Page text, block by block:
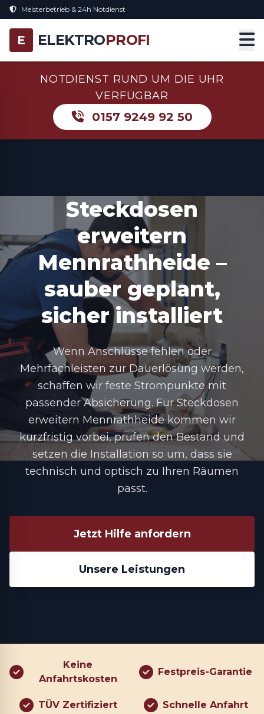
Meisterbetrieb & 24h Notdienst
E ELEKTROPROFI
NOTDIENST RUND UM DIE UHR
VERFÜGBAR
0157 9249 92 50
Steckdosen
erweitern
Mennrathheide –
sauber geplant,
sicher installiert
Wenn Anschlüsse fehlen oder
Mehrfachleisten zur Dauerlösung werden,
schaffen wir feste Strompunkte mit
passender Absicherung. Für Steckdosen
erweitern Mennrathheide kommen wir
kurzfristig vorbei, prüfen den Bestand und
setzen die Installation so um, dass sie
technisch und optisch zu Ihren Räumen
passt.
Jetzt Hilfe anfordern
Unsere Leistungen
Keine
Anfahrtskosten
Festpreis-Garantie
TÜV Zertifiziert Schnelle Anfahrt